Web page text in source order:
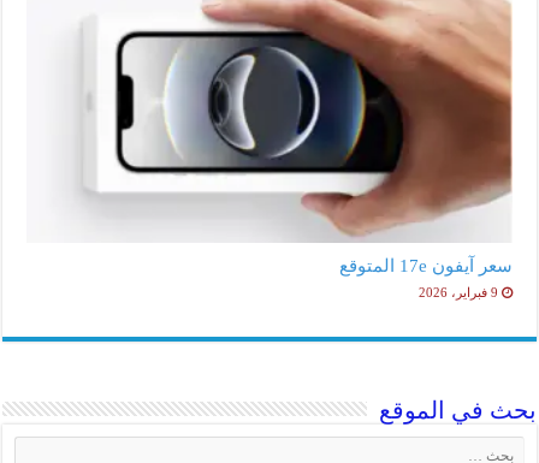
سعر آيفون 17e المتوقع
9 فبراير، 2026
بحث في الموقع